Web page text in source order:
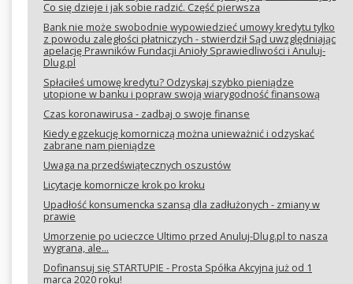
Co się dzieje i jak sobie radzić. Część pierwsza
Bank nie może swobodnie wypowiedzieć umowy kredytu tylko
z powodu zaległości płatniczych - stwierdził Sąd uwzględniając
apelację Prawników Fundacji Anioły Sprawiedliwości i Anuluj-
Dlug.pl
Spłaciłeś umowę kredytu? Odzyskaj szybko pieniądze
utopione w banku i popraw swoją wiarygodność finansową
Czas koronawirusa - zadbaj o swoje finanse
Kiedy egzekucję komorniczą można unieważnić i odzyskać
zabrane nam pieniądze
Uwaga na przedświątecznych oszustów
Licytacje komornicze krok po kroku
Upadłość konsumencka szansą dla zadłużonych - zmiany w
prawie
Umorzenie po ucieczce Ultimo przed Anuluj-Dlug.pl to nasza
wygrana, ale...
Dofinansuj się STARTUPIE - Prosta Spółka Akcyjna już od 1
marca 2020 roku!